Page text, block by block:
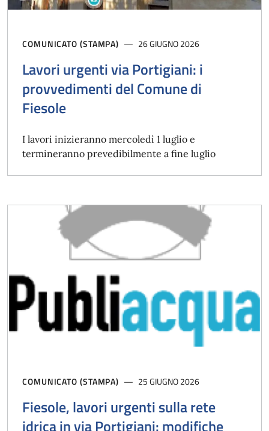
COMUNICATO (STAMPA) 26 GIUGNO 2026
Lavori urgenti via Portigiani: i
provvedimenti del Comune di
Fiesole
I lavori inizieranno mercoledì 1 luglio e
termineranno prevedibilmente a fine luglio
COMUNICATO (STAMPA) 25 GIUGNO 2026
Fiesole, lavori urgenti sulla rete
idrica in via Portigiani: modifiche